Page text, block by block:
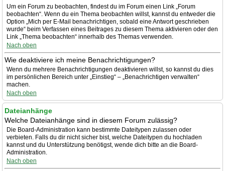
Um ein Forum zu beobachten, findest du im Forum einen Link „Forum
beobachten“. Wenn du ein Thema beobachten willst, kannst du entweder die
Option „Mich per E-Mail benachrichtigen, sobald eine Antwort geschrieben
wurde“ beim Verfassen eines Beitrages zu diesem Thema aktivieren oder den
Link „Thema beobachten“ innerhalb des Themas verwenden.
Nach oben
Wie deaktiviere ich meine Benachrichtigungen?
Wenn du mehrere Benachrichtigungen deaktivieren willst, so kannst du dies
im persönlichen Bereich unter „Einstieg“ – „Benachrichtigen verwalten“
machen.
Nach oben
Dateianhänge
Welche Dateianhänge sind in diesem Forum zulässig?
Die Board-Administration kann bestimmte Dateitypen zulassen oder
verbieten. Falls du dir nicht sicher bist, welche Dateitypen du hochladen
kannst und du Unterstützung benötigst, wende dich bitte an die Board-
Administration.
Nach oben